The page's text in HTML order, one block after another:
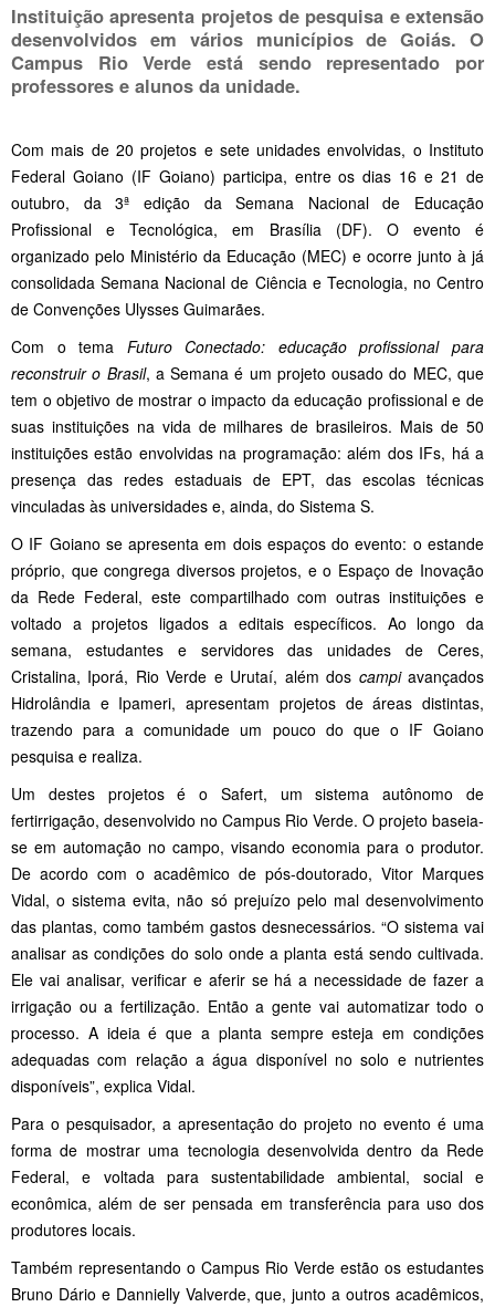
Instituição apresenta projetos de pesquisa e extensão
desenvolvidos em vários municípios de Goiás. O
Campus Rio Verde está sendo representado por
professores e alunos da unidade.
Com mais de 20 projetos e sete unidades envolvidas, o Instituto
Federal Goiano (IF Goiano) participa, entre os dias 16 e 21 de
outubro, da 3ª edição da Semana Nacional de Educação
Profissional e Tecnológica, em Brasília (DF). O evento é
organizado pelo Ministério da Educação (MEC) e ocorre junto à já
consolidada Semana Nacional de Ciência e Tecnologia, no Centro
de Convenções Ulysses Guimarães.
Com o tema Futuro Conectado: educação profissional para
reconstruir o Brasil, a Semana é um projeto ousado do MEC, que
tem o objetivo de mostrar o impacto da educação profissional e de
suas instituições na vida de milhares de brasileiros. Mais de 50
instituições estão envolvidas na programação: além dos IFs, há a
presença das redes estaduais de EPT, das escolas técnicas
vinculadas às universidades e, ainda, do Sistema S.
O IF Goiano se apresenta em dois espaços do evento: o estande
próprio, que congrega diversos projetos, e o Espaço de Inovação
da Rede Federal, este compartilhado com outras instituições e
voltado a projetos ligados a editais específicos. Ao longo da
semana, estudantes e servidores das unidades de Ceres,
Cristalina, Iporá, Rio Verde e Urutaí, além dos campiavançados
Hidrolândia e Ipameri, apresentam projetos de áreas distintas,
trazendo para a comunidade um pouco do que o IF Goiano
pesquisa e realiza.
Um destes projetos é o Safert, um sistema autônomo de
fertirrigação, desenvolvido no Campus Rio Verde. O projeto baseia-
se em automação no campo, visando economia para o produtor.
De acordo com o acadêmico de pós-doutorado, Vitor Marques
Vidal, o sistema evita, não só prejuízo pelo mal desenvolvimento
das plantas, como também gastos desnecessários. “O sistema vai
analisar as condições do solo onde a planta está sendo cultivada.
Ele vai analisar, verificar e aferir se há a necessidade de fazer a
irrigação ou a fertilização. Então a gente vai automatizar todo o
processo. A ideia é que a planta sempre esteja em condições
adequadas com relação a água disponível no solo e nutrientes
disponíveis”, explica Vidal.
Para o pesquisador, a apresentação do projeto no evento é uma
forma de mostrar uma tecnologia desenvolvida dentro da Rede
Federal, e voltada para sustentabilidade ambiental, social e
econômica, além de ser pensada em transferência para uso dos
produtores locais.
Também representando o Campus Rio Verde estão os estudantes
Bruno Dário e Dannielly Valverde, que, junto a outros acadêmicos,